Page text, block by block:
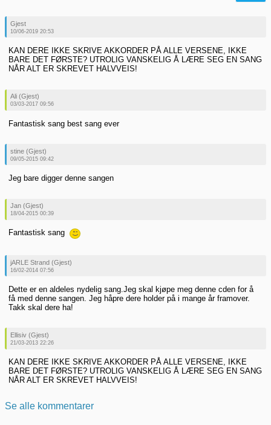
Gjest
10/06-2019 20:53
KAN DERE IKKE SKRIVE AKKORDER PÅ ALLE VERSENE, IKKE
BARE DET FØRSTE? UTROLIG VANSKELIG Å LÆRE SEG EN SANG
NÅR ALT ER SKREVET HALVVEIS!
Ali (Gjest)
03/03-2017 09:56
Fantastisk sang best sang ever
stine (Gjest)
09/05-2015 09:42
Jeg bare digger denne sangen
Jan (Gjest)
18/04-2015 00:39
Fantastisk sang
jARLE Strand (Gjest)
16/02-2014 07:56
Dette er en aldeles nydelig sang.Jeg skal kjøpe meg denne cden for å
få med denne sangen. Jeg håpre dere holder på i mange år framover.
Takk skal dere ha!
Ellisiv (Gjest)
21/03-2013 22:26
KAN DERE IKKE SKRIVE AKKORDER PÅ ALLE VERSENE, IKKE
BARE DET FØRSTE? UTROLIG VANSKELIG Å LÆRE SEG EN SANG
NÅR ALT ER SKREVET HALVVEIS!
Se alle kommentarer